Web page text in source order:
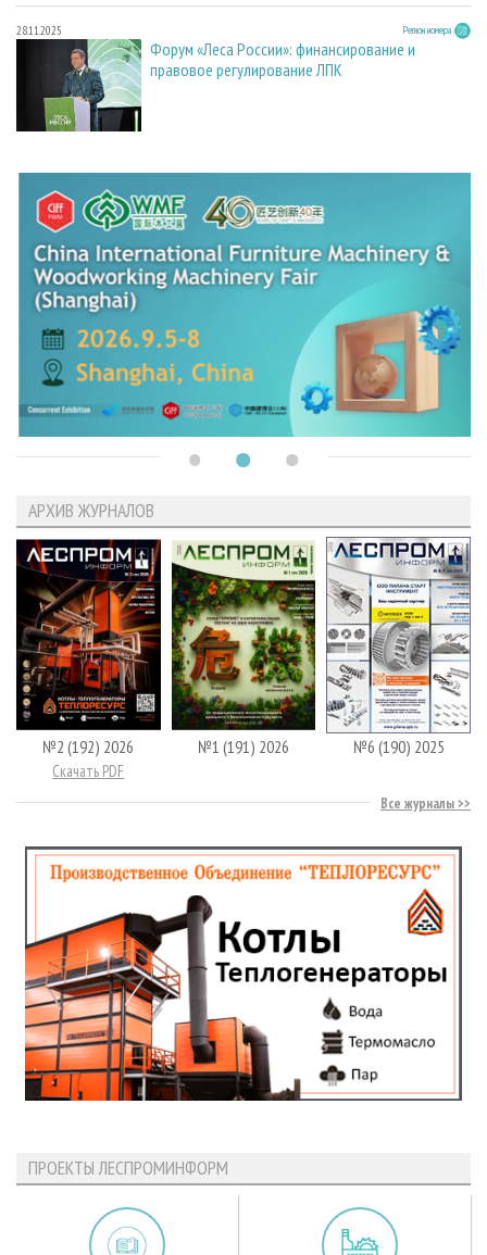
28.11.2025 Регион номера
Форум «Леса России»: финансирование и
правовое регулирование ЛПК
АРХИВ ЖУРНАЛОВ
№2 (192) 2026
Скачать PDF
№1 (191) 2026 №6 (190) 2025
Все журналы
ПРОЕКТЫ ЛЕСПРОМИНФОРМ